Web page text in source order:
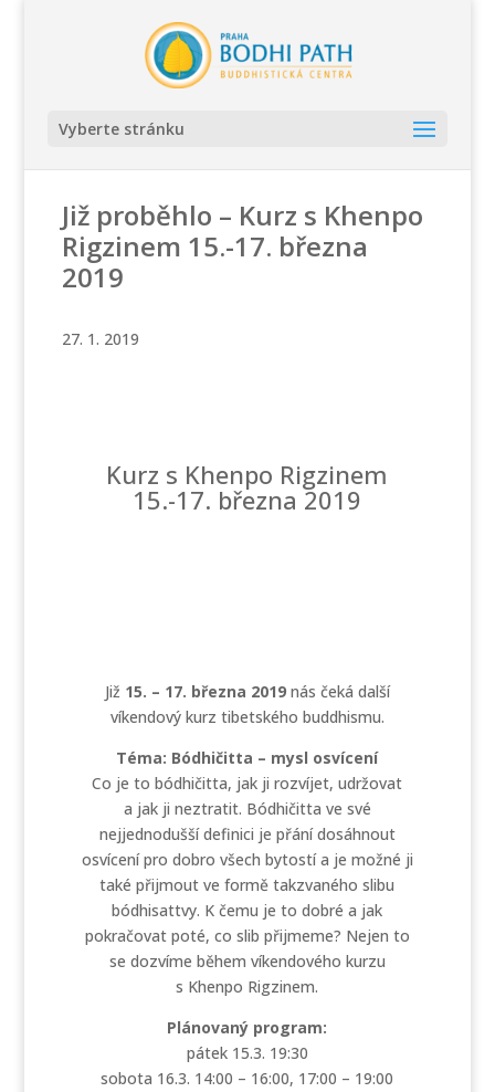
Vyberte stránku
Již proběhlo – Kurz s Khenpo
Rigzinem 15.-17. března
2019
27. 1. 2019
Kurz s Khenpo Rigzinem
15.-17. března 2019
Již 15. – 17. března 2019 nás čeká další
víkendový kurz tibetského buddhismu.
Téma: Bódhičitta – mysl osvícení
Co je to bódhičitta, jak ji rozvíjet, udržovat
a jak ji neztratit. Bódhičitta ve své
nejjednodušší definici je přání dosáhnout
osvícení pro dobro všech bytostí a je možné ji
také přijmout ve formě takzvaného slibu
bódhisattvy. K čemu je to dobré a jak
pokračovat poté, co slib přijmeme? Nejen to
se dozvíme během víkendového kurzu
s Khenpo Rigzinem.
Plánovaný program:
pátek 15.3. 19:30
sobota 16.3. 14:00 – 16:00, 17:00 – 19:00